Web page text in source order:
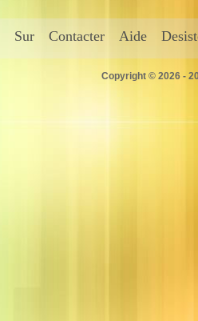
Sur Contacter Aide
Copyright © 2026 -